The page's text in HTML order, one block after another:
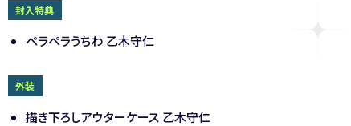
封入特典
ペラペラうちわ 乙木守仁
外装
描き下ろしアウターケース 乙木守仁